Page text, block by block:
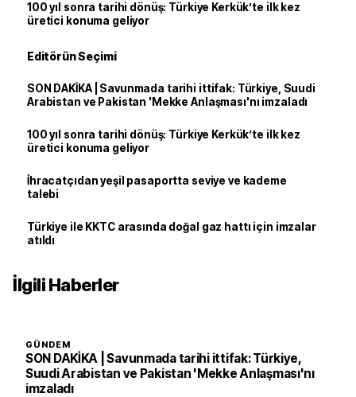
100 yıl sonra tarihi dönüş: Türkiye Kerkük’te ilk kez
üretici konuma geliyor
Editörün Seçimi
SON DAKİKA | Savunmada tarihi ittifak: Türkiye, Suudi
Arabistan ve Pakistan 'Mekke Anlaşması'nı imzaladı
100 yıl sonra tarihi dönüş: Türkiye Kerkük’te ilk kez
üretici konuma geliyor
İhracatçıdan yeşil pasaportta seviye ve kademe
talebi
Türkiye ile KKTC arasında doğal gaz hattı için imzalar
atıldı
İlgili Haberler
GÜNDEM
SON DAKİKA | Savunmada tarihi ittifak: Türkiye,
Suudi Arabistan ve Pakistan 'Mekke Anlaşması'nı
imzaladı